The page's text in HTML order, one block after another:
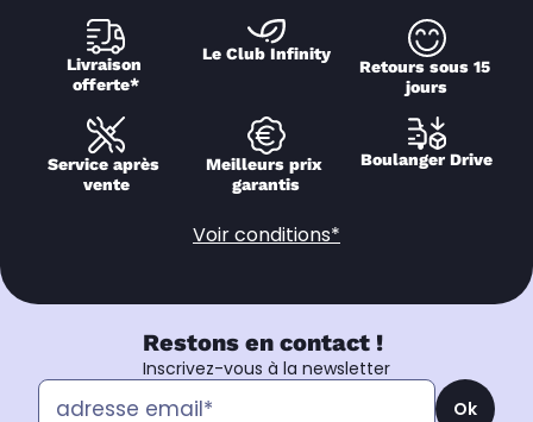
Livraison
offerte*
Le Club Infinity
Retours sous 15
jours
Service après
vente
Meilleurs prix
garantis
Boulanger Drive
Voir conditions*
Restons en contact !
Inscrivez-vous à la newsletter
Ok